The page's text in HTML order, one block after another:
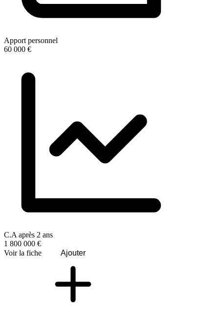
Apport personnel
60 000 €
C.A après 2 ans
1 800 000 €
Voir la fiche
Ajouter